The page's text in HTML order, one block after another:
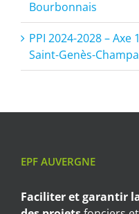
Bourbonnais
PPI 2024-2028 –
Saint-Genès-
EPF AUVERGNE
Faciliter et garantir